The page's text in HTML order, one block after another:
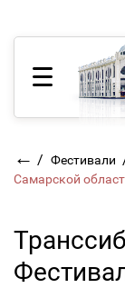
← / Фестивали
Самарской